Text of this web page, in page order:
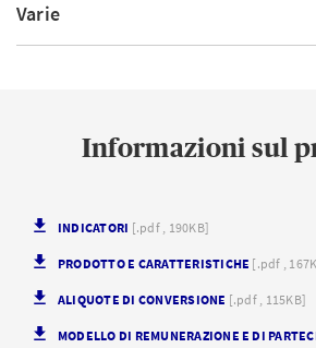
Varie
Informazioni sul
INDICATORI [.pdf , 190KB]
PRODOTTO E CARATTERISTICHE [.pdf ,
ALIQUOTE DI CONVERSIONE [.pdf , 115KB]
MODELLO DI REMUNERAZIONE E DI